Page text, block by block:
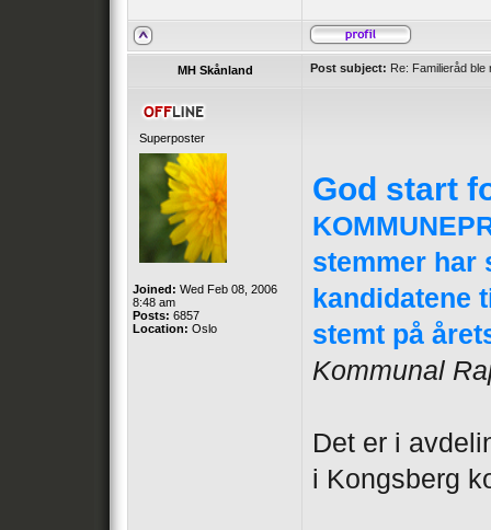
MH Skånland Post subject: Re: Familieråd
Superposter
Joined: Wed Feb 08, 2006
8:48 am
Posts: 6857
Location: Oslo
God start
stemmer har
kandidatene
stemt på
Kommunal
Det er i
i Kongsberg